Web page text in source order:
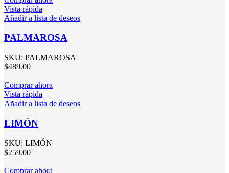
Vista rápida
Añadir a lista de deseos
PALMAROSA
SKU: PALMAROSA
$489.00
Comprar ahora
Vista rápida
Añadir a lista de deseos
LIMÓN
SKU: LIMÓN
$259.00
Comprar ahora